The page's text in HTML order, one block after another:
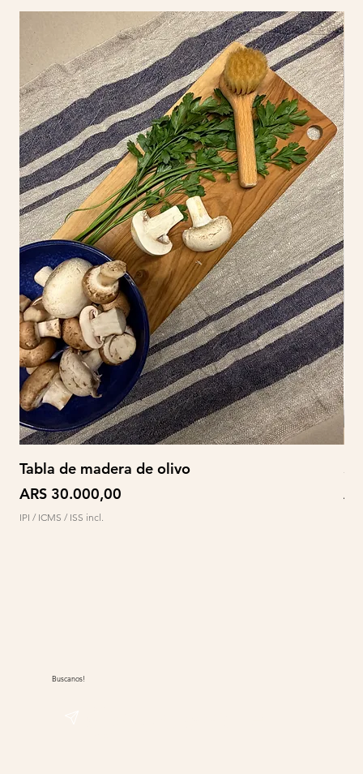
Tabla de madera de olivo
Preço
ARS 30.000,00
IPI / ICMS / ISS incl.
Buscanos!